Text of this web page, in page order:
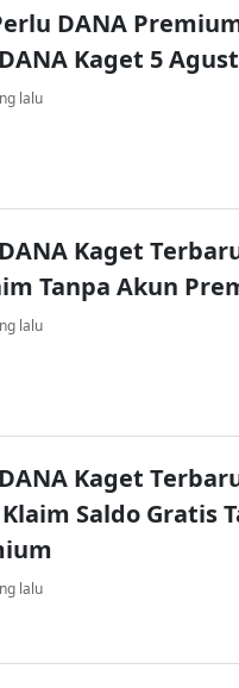
DANA
Kaget 5
lalu
Kaget
Tanpa Akun
lalu
Kaget
Saldo Gratis
lalu